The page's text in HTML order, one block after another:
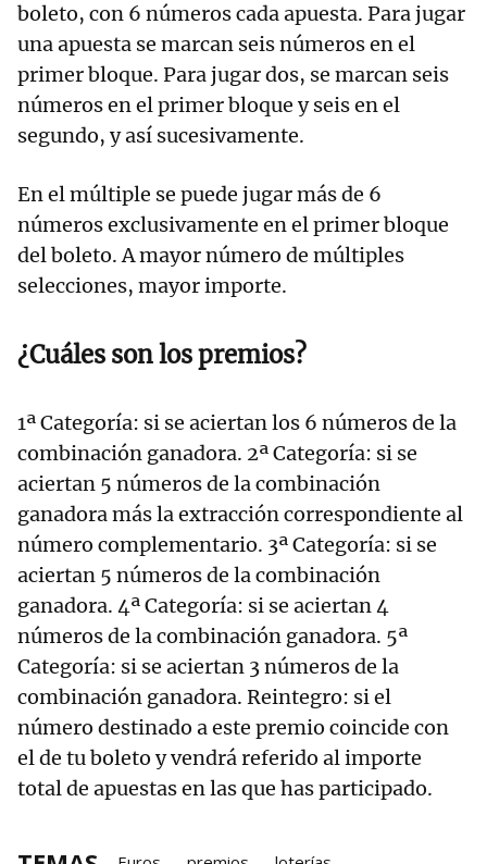
boleto, con 6 números cada apuesta. Para jugar
una apuesta se marcan seis números en el
primer bloque. Para jugar dos, se marcan seis
números en el primer bloque y seis en el
segundo, y así sucesivamente.
En el múltiple se puede jugar más de 6
números exclusivamente en el primer bloque
del boleto. A mayor número de múltiples
selecciones, mayor importe.
¿Cuáles son los premios?
1ª Categoría: si se aciertan los 6 números de la
combinación ganadora. 2ª Categoría: si se
aciertan 5 números de la combinación
ganadora más la extracción correspondiente al
número complementario. 3ª Categoría: si se
aciertan 5 números de la combinación
ganadora. 4ª Categoría: si se aciertan 4
números de la combinación ganadora. 5ª
Categoría: si se aciertan 3 números de la
combinación ganadora. Reintegro: si el
número destinado a este premio coincide con
el de tu boleto y vendrá referido al importe
total de apuestas en las que has participado.